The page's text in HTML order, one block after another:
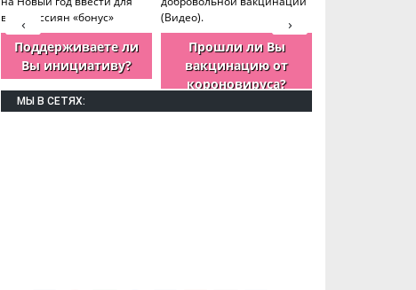
Поддерживаете ли
Вы инициативу?
Прошли ли Вы
вакцинацию от
короновируса?
›
‹
МЫ В СЕТЯХ: